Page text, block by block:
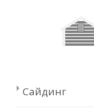
Сайдинг